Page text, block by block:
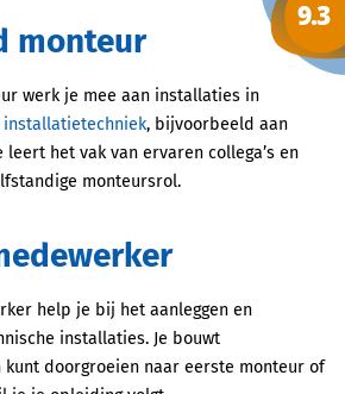
monteur
werk je mee aan installaties in
installatietechniek, bijvoorbeeld aan
leert het vak van ervaren collega’s en
monteursrol.
help je bij het aanleggen en
installaties. Je bouwt
doorgroeien naar eerste monteur of